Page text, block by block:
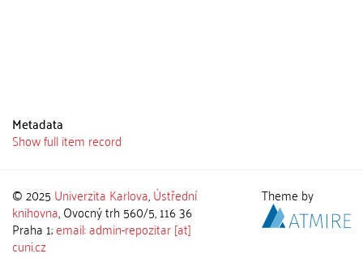
Metadata
Show full item record
© 2025 Univerzita Karlova,Ústřední
knihovna, Ovocný trh 560/5, 116 36
Praha 1;email: admin-repozitar [at]
cuni.cz
Theme by